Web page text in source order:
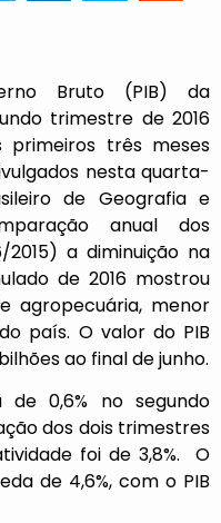
Bruto (PIB) da
trimestre de 2016
primeiros três meses
nesta quarta-
de Geografia e
anual dos
a diminuição na
de 2016 mostrou
agropecuária, menor
país. O valor do PIB
ao final de junho.
0,6% no segundo
dos dois trimestres
foi de 3,8%. O
de 4,6%, com o PIB